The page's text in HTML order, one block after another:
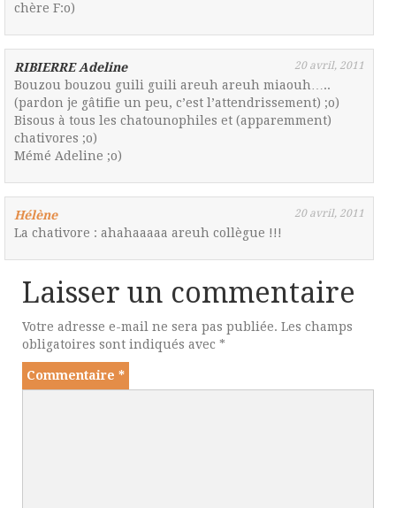
chère F:o)
RIBIERRE Adeline 20 avril, 2011
Bouzou bouzou guili guili areuh areuh miaouh…..
(pardon je gâtifie un peu, c’est l’attendrissement) ;o)
Bisous à tous les chatounophiles et (apparemment)
chativores ;o)
Mémé Adeline ;o)
Hélène 20 avril, 2011
La chativore : ahahaaaaa areuh collègue !!!
Laisser un commentaire
Votre adresse e-mail ne sera pas publiée. Les champs
obligatoires sont indiqués avec *
Commentaire *